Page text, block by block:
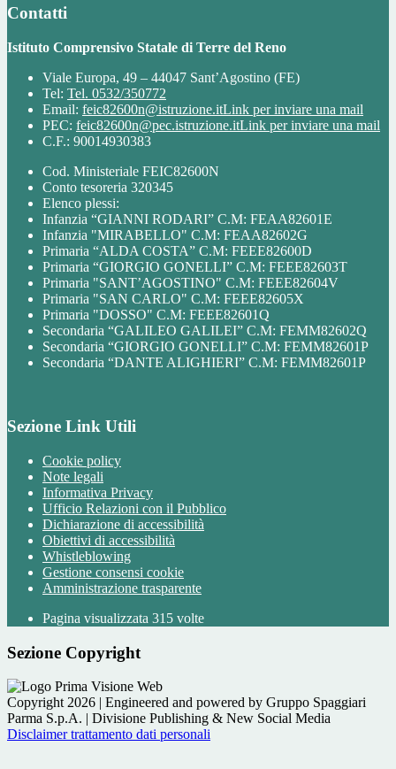
Contatti
Istituto Comprensivo Statale di Terre del Reno
Viale Europa, 49 – 44047 Sant’Agostino (FE)
Tel: Tel. 0532/350772
Email: feic82600n@istruzione.itLink per inviare una mail
PEC: feic82600n@pec.istruzione.itLink per inviare una mail
C.F.: 90014930383
Cod. Ministeriale FEIC82600N
Conto tesoreria 320345
Elenco plessi:
Infanzia “GIANNI RODARI” C.M: FEAA82601E
Infanzia "MIRABELLO" C.M: FEAA82602G
Primaria “ALDA COSTA” C.M: FEEE82600D
Primaria “GIORGIO GONELLI” C.M: FEEE82603T
Primaria "SANT’AGOSTINO" C.M: FEEE82604V
Primaria "SAN CARLO" C.M: FEEE82605X
Primaria "DOSSO" C.M: FEEE82601Q
Secondaria “GALILEO GALILEI” C.M: FEMM82602Q
Secondaria “GIORGIO GONELLI” C.M: FEMM82601P
Secondaria “DANTE ALIGHIERI” C.M: FEMM82601P
Sezione Link Utili
Cookie policy
Note legali
Informativa Privacy
Ufficio Relazioni con il Pubblico
Dichiarazione di accessibilità
Obiettivi di accessibilità
Whistleblowing
Gestione consensi cookie
Amministrazione trasparente
Pagina visualizzata 315 volte
Sezione Copyright
Copyright 2026 | Engineered and powered by Gruppo Spaggiari
Parma S.p.A. | Divisione Publishing & New Social Media
Disclaimer trattamento dati personali